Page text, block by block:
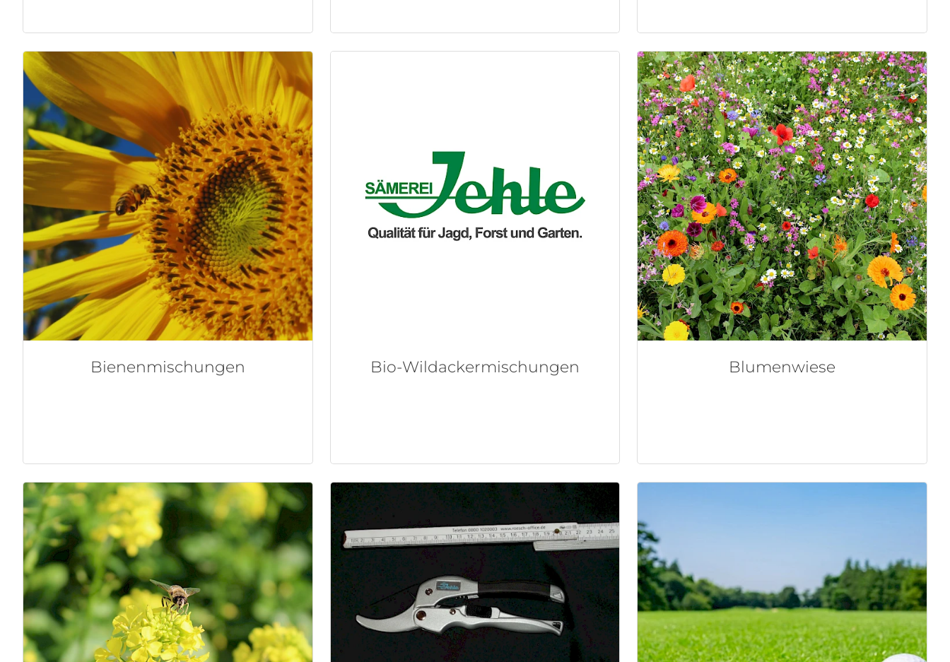
Bienenmischungen Bio-Wildackermischungen Blumenwiese